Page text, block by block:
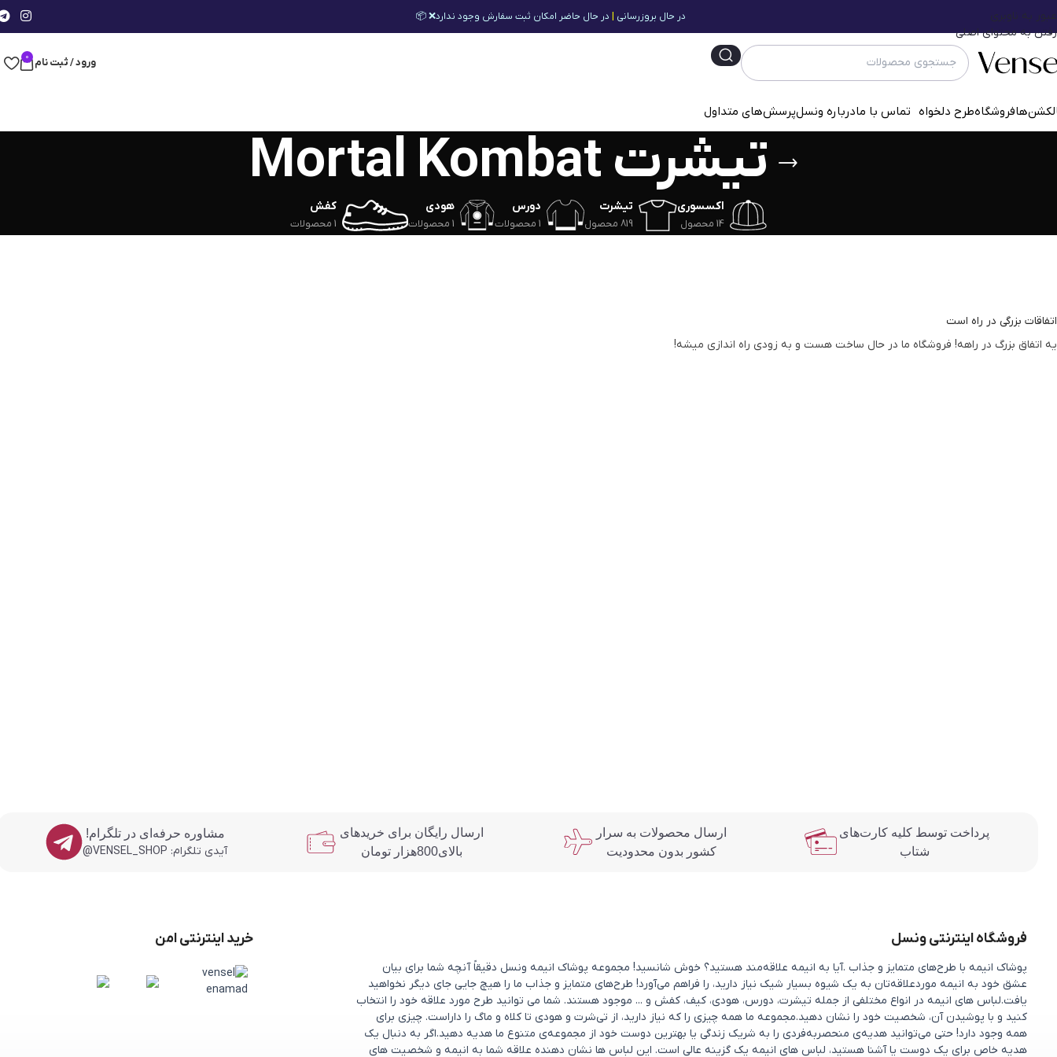
عبور به ناوبری
رفتن به محتوای اصلی
در حال بروزرسانی در حال حاضر امکان ثبت سفارش وجود ندارد❌ 📦
ورود / ثبت نام 0
فروشگاهطرح دلخواه تماس با مادرباره ونسلپرسش‌‌های متداول
تیشرت Mortal Kombat
اکسسوری
14 محصول
تیشرت
819 محصول
دورس
1 محصولات
هودی
1 محصولات
کفش
1 محصولات
اتفاقات بزرگی در راه است
یه اتفاق بزرگ در راهه! فروشگاه ما در حال ساخت هست و به زودی راه اندازی میشه!
پرداخت توسط کلیه کارت‌های
شتاب
ارسال محصولات به سرار
کشور بدون محدودیت
ارسال رایگان برای خریدهای
بالای800هزار تومان
مشاوره حرفه‌ای در تلگرام!
آیدی تلگرام: VENSEL_SHOP@
فروشگاه اینترنتی ونسل
پوشاک انیمه با طرح‌های متمایز و جذاب .آیا به انیمه علاقه‌مند هستید؟ خوش شانسید! مجموعه پوشاک انیمه ونسل دقیقاً آنچه شما برای بیان
عشق خود به انیمه موردعلاقه‌تان به یک شیوه بسیار شیک نیاز دارید، را فراهم می‌آورد! طرح‌های متمایز و جذاب ما را هیچ جایی جای دیگر نخواهید
یافت.لباس های انیمه در انواع مختلفی از جمله تیشرت، دورس، هودی، کیف، کفش و ... موجود هستند. شما می توانید طرح مورد علاقه خود را انتخاب
کنید و با پوشیدن آن، شخصیت خود را نشان دهید.مجموعه ما همه چیزی را که نیاز دارید، از تی‌شرت و هودی تا کلاه و ماگ را داراست. چیزی برای
همه وجود دارد! حتی می‌توانید هدیه‌ی منحصربه‌فردی را به شریک زندگی یا بهترین دوست خود از مجموعه‌ی متنوع ما هدیه دهید.اگر به دنبال یک
هدیه خاص برای یک دوست یا آشنا هستید، لباس های انیمه یک گزینه عالی است. این لباس ها نشان دهنده علاقه شما به انیمه و شخصیت های
خرید اینترنتی امن